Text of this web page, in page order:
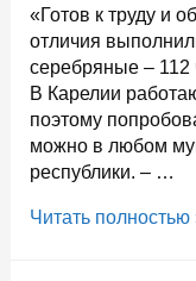
«Готов к труду и
отличия
серебряные – 112
В Карелии
поэтому
можно в любом
республики. – …
620
Читать полностью